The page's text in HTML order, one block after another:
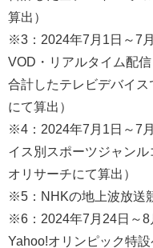
算出）
※3：2024年7月1日～7
VOD・リアルタイム配
合計したテレビデバイ
にて算出）
※4：2024年7月1日～7
イス別スポーツジャン
オリサーチにて算出）
※5：NHKの地上波放送
※6：2024年7月24日～8
Yahoo!オリンピック特